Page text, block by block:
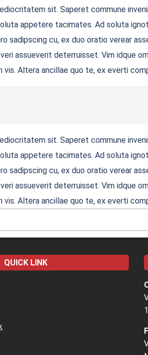
sit. Saperet commune
appetere tacimates. Ad soluta
cu, ex duo oratio verear
assueverit deterruisset. Vim idque
Altera ancillae quo te, ex everti
sit. Saperet commune
appetere tacimates. Ad soluta
cu, ex duo oratio verear
assueverit deterruisset. Vim idque
Altera ancillae quo te, ex everti
QUICK LINK